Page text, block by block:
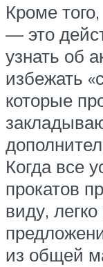
Кроме
— это
узнать об
избежать
которые
Когда все
прокатов
виду,
из общей